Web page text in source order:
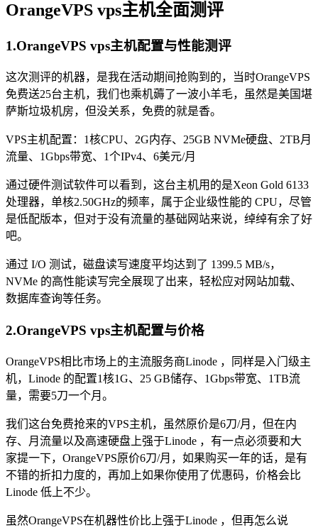
OrangeVPS vps主机全面测评
1.OrangeVPS vps主机配置与性能测评
这次测评的机器，是我在活动期间抢购到的，当时OrangeVPS
免费送25台主机，我们也乘机薅了一波小羊毛，虽然是美国堪
萨斯垃圾机房，但没关系，免费的就是香。
VPS主机配置：1核CPU、2G内存、25GB NVMe硬盘、2TB月
流量、1Gbps带宽、1个IPv4、6美元/月
通过硬件测试软件可以看到，这台主机用的是Xeon Gold 6133
处理器，单核2.50GHz的频率，属于企业级性能的 CPU，尽管
是低配版本，但对于没有流量的基础网站来说，绰绰有余了好
吧。
通过 I/O 测试，磁盘读写速度平均达到了 1399.5 MB/s，
NVMe 的高性能读写完全展现了出来，轻松应对网站加载、
数据库查询等任务。
2.OrangeVPS vps主机配置与价格
OrangeVPS相比市场上的主流服务商Linode ，同样是入门级主
机，Linode 的配置1核1G、25 GB储存、1Gbps带宽、1TB流
量，需要5刀一个月。
我们这台免费抢来的VPS主机，虽然原价是6刀/月，但在内
存、月流量以及高速硬盘上强于Linode ，有一点必须要和大
家提一下，OrangeVPS原价6刀/月，如果购买一年的话，是有
不错的折扣力度的，再加上如果你使用了优惠码，价格会比
Linode 低上不少。
虽然OrangeVPS在机器性价比上强于Linode ，但再怎么说